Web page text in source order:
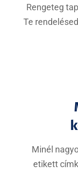
Rengeteg
Te
Minél
etikett